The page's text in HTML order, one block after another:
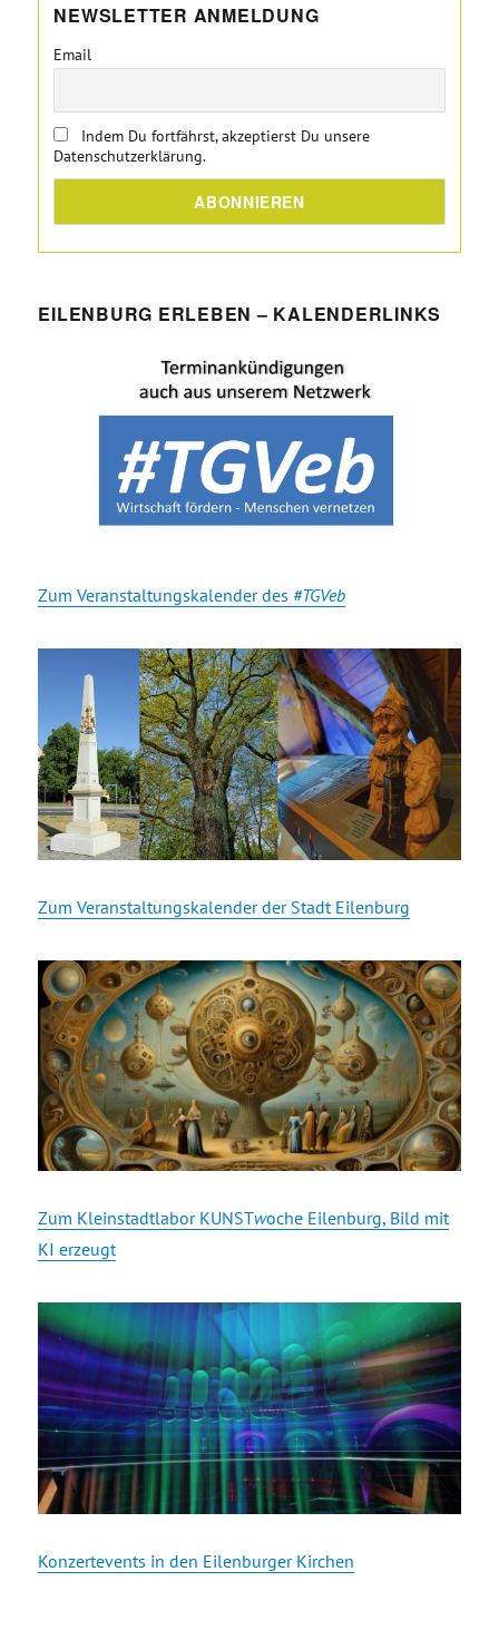
NEWSLETTER ANMELDUNG
Email
Indem Du fortfährst, akzeptierst Du unsere
Datenschutzerklärung.
EILENBURG ERLEBEN – KALENDERLINKS
Zum Veranstaltungskalender des #TGVeb
Zum Veranstaltungskalender der Stadt Eilenburg
Zum Kleinstadtlabor KUNSTwoche Eilenburg, Bild mit
KI erzeugt
Konzertevents in den Eilenburger Kirchen